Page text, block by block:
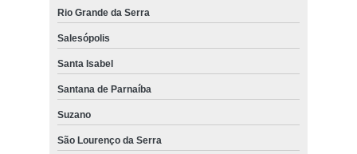
Rio Grande da Serra
Salesópolis
Santa Isabel
Santana de Parnaíba
Suzano
São Lourenço da Serra